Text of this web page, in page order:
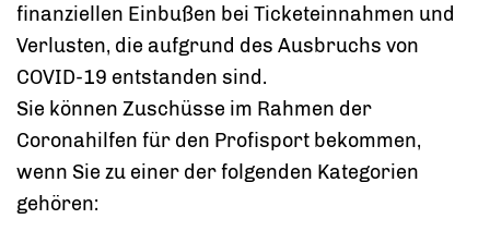
finanziellen Einbußen bei Ticketeinnahmen und
Verlusten, die aufgrund des Ausbruchs von
COVID-19 entstanden sind.
Sie können Zuschüsse im Rahmen der
Coronahilfen für den Profisport bekommen,
wenn Sie zu einer der folgenden Kategorien
gehören: